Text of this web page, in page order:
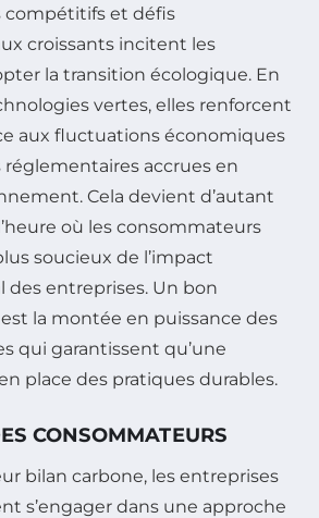
et défis
croissants incitent les
la transition écologique. En
vertes, elles renforcent
aux fluctuations économiques
accrues en
Cela devient d’autant
où les consommateurs
soucieux de l’impact
entreprises. Un bon
la montée en puissance des
qui garantissent qu’une
place des pratiques durables.
CONSOMMATEURS
bilan carbone, les entreprises
s’engager dans une approche